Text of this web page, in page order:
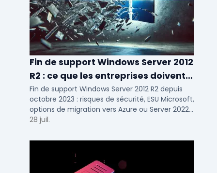
Fin de support Windows Server 2012
R2 : ce que les entreprises doivent
savoir
Fin de support Windows Server 2012 R2 depuis
octobre 2023 : risques de sécurité, ESU Microsoft,
options de migration vers Azure ou Server 2022
pour TPE, PME et ETI.
28 juil.